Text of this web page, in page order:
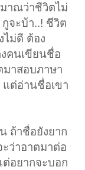
มาณว่าชีวิตไม่
จะบ้า..! ชีวิต
ไม่ดี ต้อง
คนเขียนชื่อ
มาสอบภาษา
ต่อ่านชื่อเขา
ถ้าชื่อยังยาก
ะว่าอาตมาต่อ
ต่อยากจะบอก